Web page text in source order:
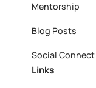
Mentorship
Blog Posts
Social Connect
Links